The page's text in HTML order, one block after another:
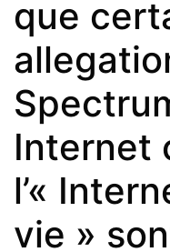
que
Internet
l’«
vie »